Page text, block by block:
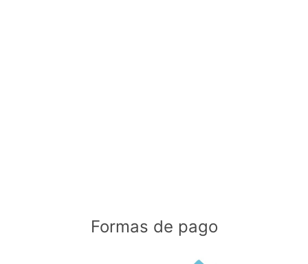
Formas de pago